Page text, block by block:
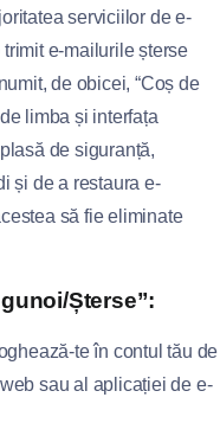
serviciilor de e-
e-mailurile șterse
de obicei, “Coș de
de limba și interfața
de siguranță,
și de a restaura e-
să fie eliminate
Șterse”:
te în contul tău de
sau al aplicației de e-